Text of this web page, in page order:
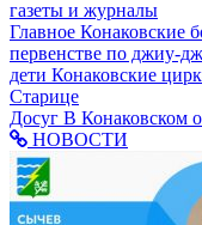
газеты и журналы
Главное Конаковские
первенстве по джиу-
дети Конаковские
Старице
Досуг В Конаковском
НОВОСТИ